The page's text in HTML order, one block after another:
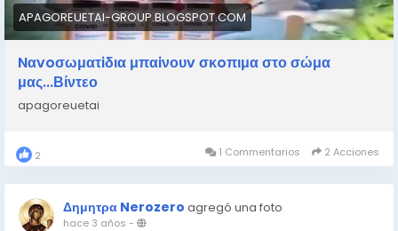
APAGOREUETAI-GROUP.BLOGSPOT.COM
Nαvoσωματiδια μπαiνουv σκoπιμα στο σώμα
μας...Βίντεο
apagoreuetai
2 1 Commentarios 2 Acciones
Δημητρα Nerozero agregó una foto
hace 3 años -